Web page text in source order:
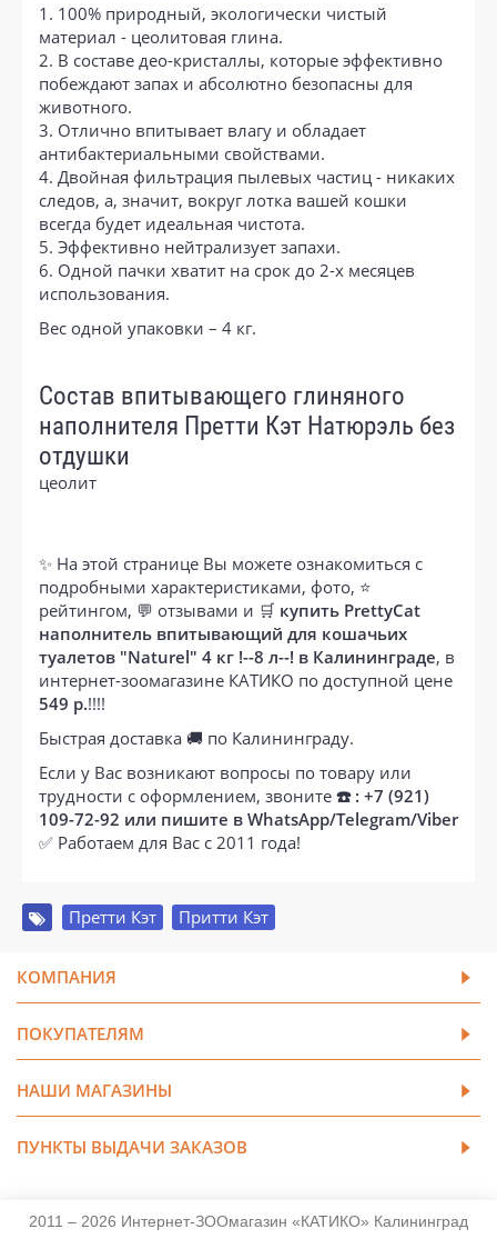
1. 100% природный, экологически чистый
материал - цеолитовая глина.
2. В составе део-кристаллы, которые эффективно
побеждают запах и абсолютно безопасны для
животного.
3. Отлично впитывает влагу и обладает
антибактериальными свойствами.
4. Двойная фильтрация пылевых частиц - никаких
следов, а, значит, вокруг лотка вашей кошки
всегда будет идеальная чистота.
5. Эффективно нейтрализует запахи.
6. Одной пачки хватит на срок до 2-х месяцев
использования.
Вес одной упаковки – 4 кг.
Состав впитывающего глиняного
наполнителя Претти Кэт Натюрэль без
отдушки
цеолит
✨ На этой странице Вы можете ознакомиться с
подробными характеристиками, фото, ⭐
рейтингом, 💬 отзывами и 🛒 купить PrettyCat
наполнитель впитывающий для кошачьих
туалетов "Naturel" 4 кг !--8 л--! в Калининграде, в
интернет-зоомагазине КАТИКО по доступной цене
549 р.!!!!
Быстрая доставка 🚚 по Калининграду.
Если у Вас возникают вопросы по товару или
трудности с оформлением, звоните ☎️ : +7 (921)
109-72-92 или пишите в WhatsApp/Telegram/Viber
✅ Работаем для Вас с 2011 года!
Претти Кэт Притти Кэт
КОМПАНИЯ
ПОКУПАТЕЛЯМ
НАШИ МАГАЗИНЫ
ПУНКТЫ ВЫДАЧИ ЗАКАЗОВ
2011 – 2026 Интернет-ЗООмагазин «КАТИКО» Калининград